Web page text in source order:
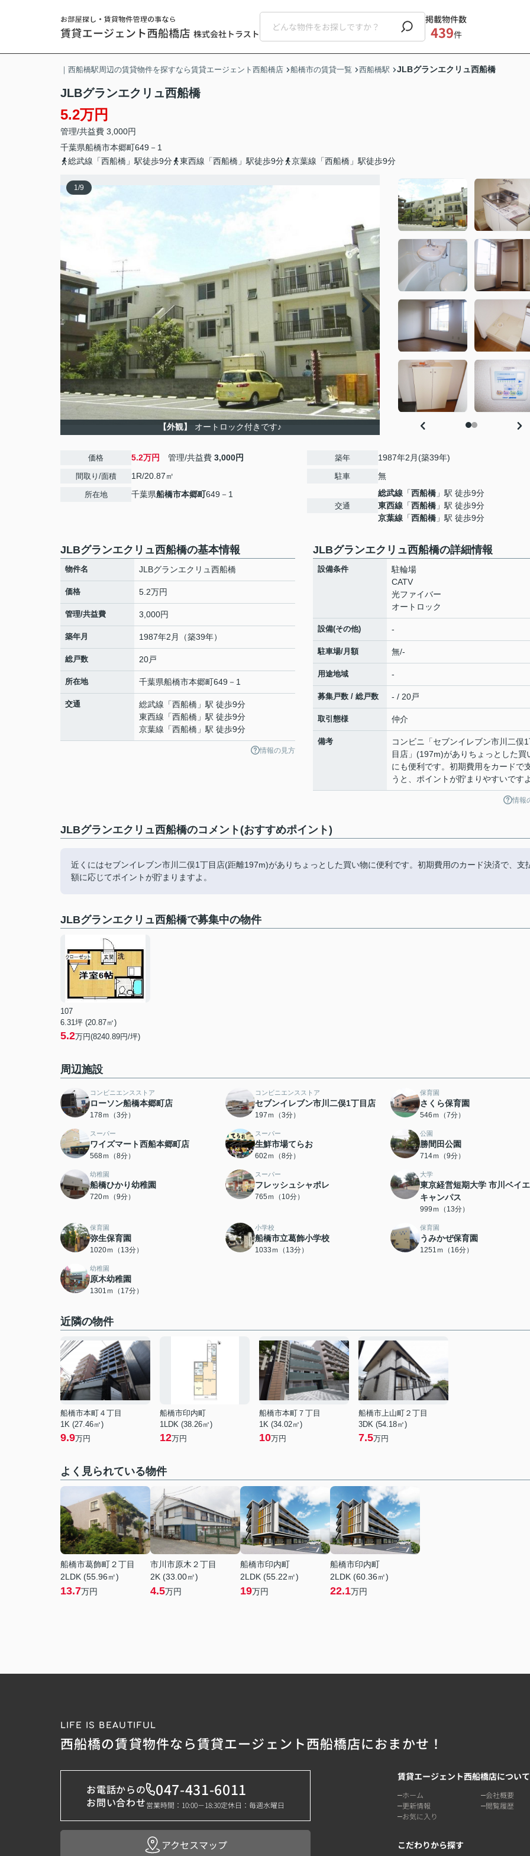
掲載物件数
439件
｜西船橋駅周辺の賃貸物件を探すなら賃貸エージェント西船橋店 船橋市の賃貸一覧 西船橋駅 JLBグランエクリュ西船橋
JLBグランエクリュ西船橋
5.2万円
管理/共益費 3,000円
千葉県船橋市本郷町649－1
総武線「西船橋」駅徒歩9分
東西線「西船橋」駅徒歩9分 京葉線「西船橋」駅徒歩9分
1/9
【外観】 オートロック付きです♪
価格 5.2万円 管理/共益費 3,000円
間取り/面積 1R/20.87㎡
所在地 千葉県船橋市本郷町649－1
築年 1987年2月(築39年)
駐車 無
交通
総武線 「西船橋 」駅 徒歩9分
東西線 「西船橋 」駅 徒歩9分
京葉線 「西船橋 」駅 徒歩9分
JLBグランエクリュ西船橋の基本情報
物件名 JLBグランエクリュ西船橋
価格 5.2万円
管理/共益費 3,000円
築年月 1987年2月（築39年）
総戸数 20戸
所在地 千葉県船橋市本郷町649－1
交通 総武線 「西船橋 」駅 徒歩9分
東西線 「西船橋 」駅 徒歩9分
京葉線 「西船橋 」駅 徒歩9分
情報の見方
JLBグランエクリュ西船橋の詳細情報
設備条件
駐輪場
CATV
光ファイバー
オートロック
設備(その他) -
駐車場/月額 無/-
用途地域 -
募集戸数 / 総戸数 - / 20戸
取引態様 仲介
備考
コンビニ「セブンイレブン市川二俣
目店」(197m)がありちょっとした買
にも便利です。初期費用をカードで
うと、ポイントが貯まりやすいです
情報
JLBグランエクリュ西船橋のコメント(おすすめポイント)
近くにはセブンイレブン市川二俣1丁目店(距離197m)がありちょっとした買い物に便利です。初期費用のカード決済で、支
額に応じてポイントが貯まりますよ。
JLBグランエクリュ西船橋で募集中の物件
107
6.31坪 (20.87㎡)
5.2万円(8240.89円/坪)
周辺施設
コンビニエンスストア
ローソン船橋本郷町店
178ｍ（3分）
コンビニエンスストア
セブンイレブン市川二俣1丁目店
197ｍ（3分）
保育園
さくら保育園
546ｍ（7分）
スーパー
ワイズマート西船本郷町店
568ｍ（8分）
スーパー
生鮮市場てらお
602ｍ（8分）
公園
勝間田公園
714ｍ（9分）
幼稚園
船橋ひかり幼稚園
720ｍ（9分）
スーパー
フレッシュシャポレ
765ｍ（10分）
大学
東京経営短期大学 市川ベイ
キャンパス
999ｍ（13分）
保育園
弥生保育園
1020ｍ（13分）
小学校
船橋市立葛飾小学校
1033ｍ（13分）
保育園
うみかぜ保育園
1251ｍ（16分）
幼稚園
原木幼稚園
1301ｍ（17分）
近隣の物件
船橋市本町４丁目
1K (27.46㎡)
9.9万円
船橋市印内町
1LDK (38.26㎡)
12万円
船橋市本町７丁目
1K (34.02㎡)
10万円
船橋市上山町２丁目
3DK (54.18㎡)
7.5万円
よく見られている物件
船橋市葛飾町２丁目
2LDK (55.96㎡)
13.7万円
市川市原木２丁目
2K (33.00㎡)
4.5万円
船橋市印内町
2LDK (55.22㎡)
19万円
船橋市印内町
2LDK (60.36㎡)
22.1万円
LIFE IS BEAUTIFUL
西船橋の賃貸物件なら賃貸エージェント西船橋店におまかせ！
お電話からの
お問い合わせ
047-431-6011
営業時間：10:00－18:30定休日：毎週水曜日
アクセスマップ
賃貸エージェント西船橋店について
ホーム
会社概要
更新情報
閲覧履歴
お気に入り
こだわりから探す